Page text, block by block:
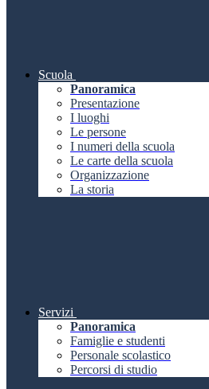
Scuola
Panoramica
Presentazione
I luoghi
Le persone
I numeri della scuola
Le carte della scuola
Organizzazione
La storia
Servizi
Panoramica
Famiglie e studenti
Personale scolastico
Percorsi di studio